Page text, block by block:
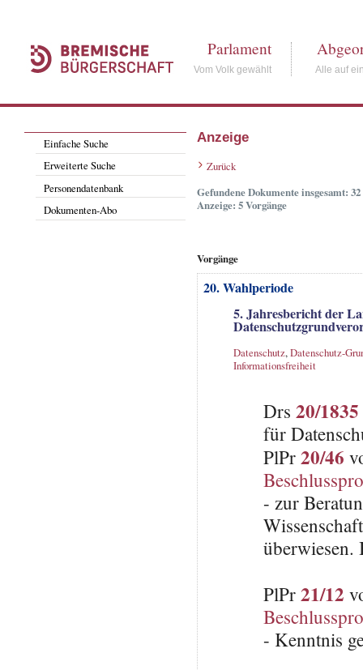
Parlament
Vom Volk gewählt Alle auf
Einfache Suche
Erweiterte Suche
Personendatenbank
Dokumenten-Abo
Anzeige
Zurück
Gefundene Dokumente insgesamt: 32
Anzeige: 5 Vorgänge
Vorgänge
20. Wahlperiode
5. Jahresbericht der
Datenschutz,Datenschutz-
Informationsfreiheit
Drs 20/1835
für
PlPr20/46
- zur
überwiesen.
PlPr21/12
- Kenntnis